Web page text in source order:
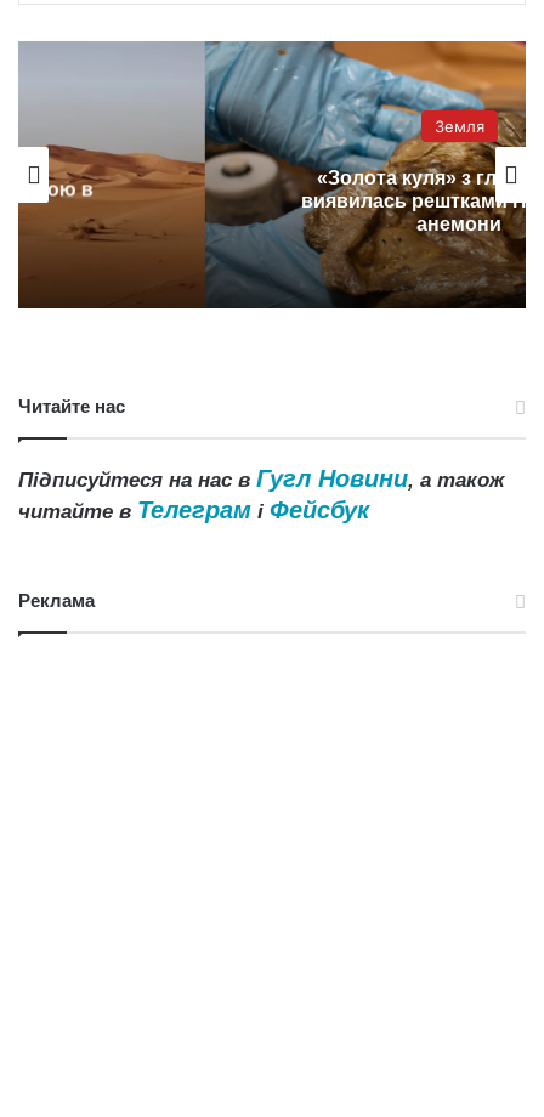
Земля
«Золота куля» з глибини 3 км
виявилась рештками гігантської
анемони
Читайте нас
Підписуйтеся на нас в Гугл Новини, а також
читайте в Телеграм і Фейсбук
Реклама